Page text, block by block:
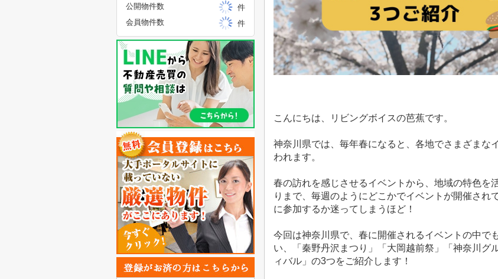
こんにちは、リビングボイスの芭蕉です。
神奈川県では、毎年春になると、各地でさまざまな
われます。
春の訪れを感じさせるイベントから、地域の特色を
りまで、毎週のようにどこかでイベントが開催され
に参加するか迷ってしまうほど！
今回は神奈川県で、春に開催されるイベントの中で
い、「秦野丹沢まつり」「大岡越前祭」「神奈川グ
ィバル」の3つをご紹介します！
公開物件数
件
会員物件数
件